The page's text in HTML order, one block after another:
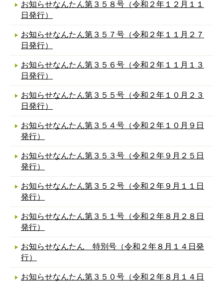
お知らせなんたん第３５８号（令和２年１２月１１
日発行）
お知らせなんたん第３５７号（令和２年１１月２７
日発行）
お知らせなんたん第３５６号（令和２年１１月１３
日発行）
お知らせなんたん第３５５号（令和２年１０月２３
日発行）
お知らせなんたん第３５４号（令和２年１０月９日
発行）
お知らせなんたん第３５３号（令和２年９月２５日
発行）
お知らせなんたん第３５２号（令和２年９月１１日
発行）
お知らせなんたん第３５１号（令和２年８月２８日
発行）
お知らせなんたん 特別号（令和２年８月１４日発
行）
お知らせなんたん第３５０号（令和２年８月１４日